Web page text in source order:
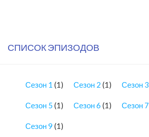
СПИСОК ЭПИЗОДОВ
Сезон 1 (1) Сезон 2 (1) Сезон 3
Сезон 5 (1) Сезон 6 (1) Сезон 7
Сезон 9 (1)